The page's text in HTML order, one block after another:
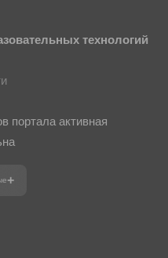
технологий
портала активная